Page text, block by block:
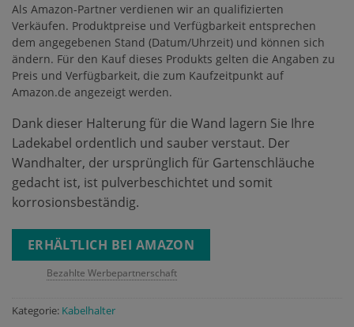
Als Amazon-Partner verdienen wir an qualifizierten
Verkäufen. Produktpreise und Verfügbarkeit entsprechen
dem angegebenen Stand (Datum/Uhrzeit) und können sich
ändern. Für den Kauf dieses Produkts gelten die Angaben zu
Preis und Verfügbarkeit, die zum Kaufzeitpunkt auf
Amazon.de angezeigt werden.
Dank dieser Halterung für die Wand lagern Sie Ihre
Ladekabel ordentlich und sauber verstaut. Der
Wandhalter, der ursprünglich für Gartenschläuche
gedacht ist, ist pulverbeschichtet und somit
korrosionsbeständig.
ERHÄLTLICH BEI AMAZON
Bezahlte Werbepartnerschaft
Kategorie: Kabelhalter